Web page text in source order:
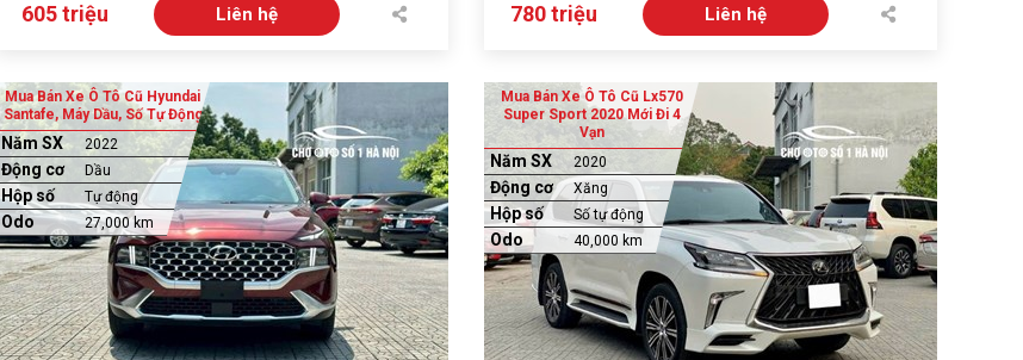
605 triệu Liên hệ 780 triệu Liên hệ
Mua Bán Xe Ô Tô Cũ Hyundai
Santafe, Máy Dầu, Số Tự Động
Năm SX 2022
Động cơ Dầu
Hộp số Tự động
Odo 27,000 km
Mua Bán Xe Ô Tô Cũ Lx570
Super Sport 2020 Mới Đi 4
Vạn
Năm SX 2020
Động cơ Xăng
Hộp số Số tự động
Odo 40,000 km